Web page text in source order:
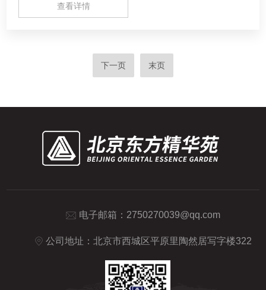
查看详情
下一页 末页
电子邮箱： 2750270039@qq.com
公司地址：北京市西城区平原里陶然居写字楼322